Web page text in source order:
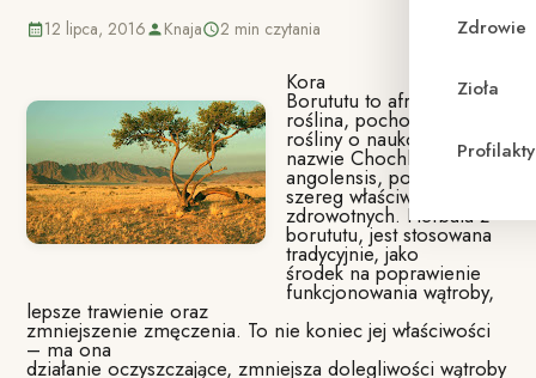
Zdrowie
Zioła
12 lipca, 2016 Knaja 2 min czytania
Kora
Borututu to afrykańska
roślina, pochodząca z
rośliny o naukowej
nazwie Chochlospermum
angolensis, posiadająca
szereg właściwości
zdrowotnych. Herbata z
borututu, jest stosowana
tradycyjnie, jako
środek na poprawienie
funkcjonowania wątroby,
lepsze trawienie oraz
zmniejszenie zmęczenia. To nie koniec jej właściwości
– ma ona
działanie oczyszczające, zmniejsza dolegliwości wątroby